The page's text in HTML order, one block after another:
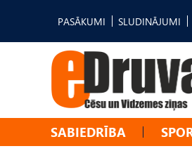
PASĀKUMI SLUDINĀJUMI
SABIEDRĪBA